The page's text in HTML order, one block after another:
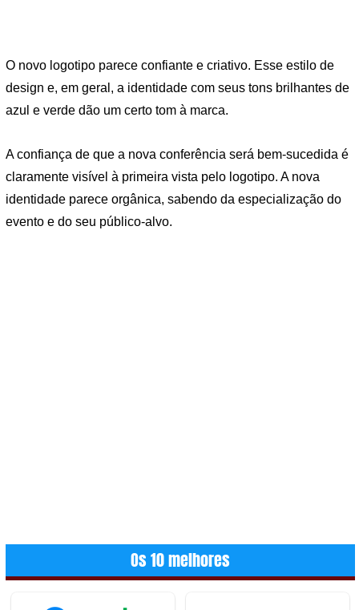
O novo logotipo parece confiante e criativo. Esse estilo de
design e, em geral, a identidade com seus tons brilhantes de
azul e verde dão um certo tom à marca.
A confiança de que a nova conferência será bem-sucedida é
claramente visível à primeira vista pelo logotipo. A nova
identidade parece orgânica, sabendo da especialização do
evento e do seu público-alvo.
Os 10 melhores